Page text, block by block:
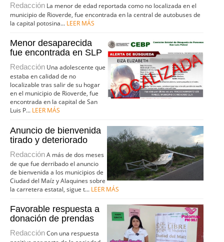
Redacción La menor de edad reportada como no localizada en el
municipio de Rioverde, fue encontrada en la central de autobuses de
la capital potosina... LEER MÁS
Menor desaparecida
fue encontrada en SLP
Redacción Una adolescente que
estaba en calidad de no
localizable tras salir de su hogar
en el municipio de Rioverde, fue
encontrada en la capital de San
Luis P... LEER MÁS
Anuncio de bienvenida
tirado y deteriorado
RedacciónA más de dos meses
de que fue derribado el anuncio
de bienvenida a los municipios de
Ciudad del Maíz y Alaquines sobre
la carretera estatal, sigue t... LEER MÁS
Favorable respuesta a
donación de prendas
RedacciónCon una respuesta